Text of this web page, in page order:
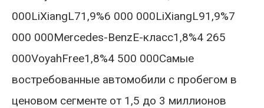
000LiXiangL71,9%6 000 000LiXiangL91,9%7
000 000Mercedes-BenzE-класс1,8%4 265
000VoyahFree1,8%4 500 000Самые
востребованные автомобили с пробегом в
ценовом сегменте от 1,5 до 3 миллионов